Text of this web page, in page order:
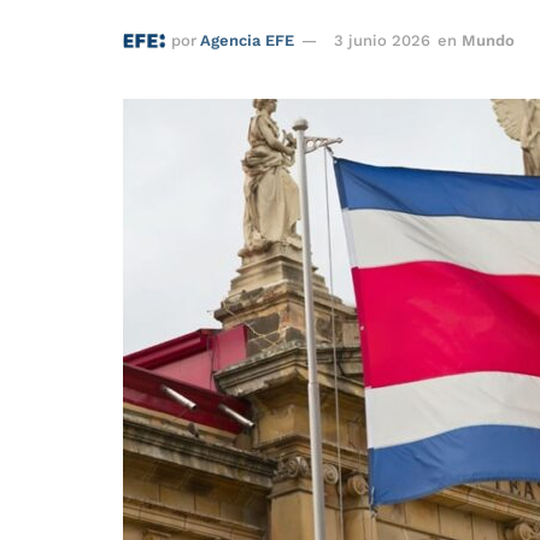
por Agencia EFE 3 junio 2026 en Mundo